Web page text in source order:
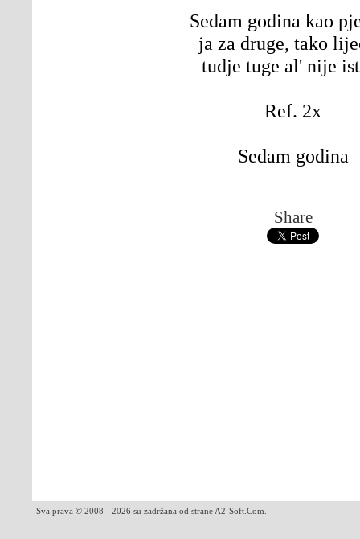
Sedam godina kao
ja za druge, tako
tudje tuge al' nije
Ref. 2x
Sedam godina
Share
Sva prava © 2008 - 2026 su zadržana od strane A2-Soft.Com.